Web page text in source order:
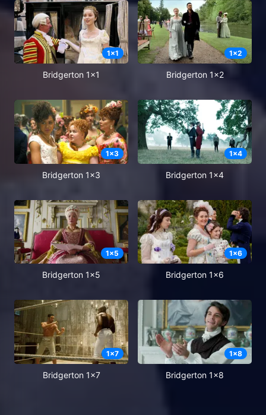
1x1
Bridgerton 1x1
1x2
Bridgerton 1x2
1x3
Bridgerton 1x3
1x4
Bridgerton 1x4
1x5
Bridgerton 1x5
1x6
Bridgerton 1x6
1x7
Bridgerton 1x7
1x8
Bridgerton 1x8